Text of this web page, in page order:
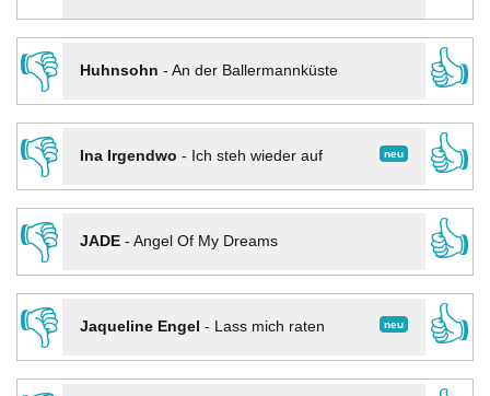
👎
Huhnsohn - An der Ballermannküste
👍
👎
neu
Ina Irgendwo - Ich steh wieder auf
👍
👎
JADE- Angel Of My Dreams
👍
👎
neu
Jaqueline Engel - Lass mich raten
👍